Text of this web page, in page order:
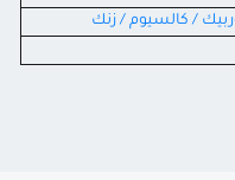
/ كالسيوم / زنك